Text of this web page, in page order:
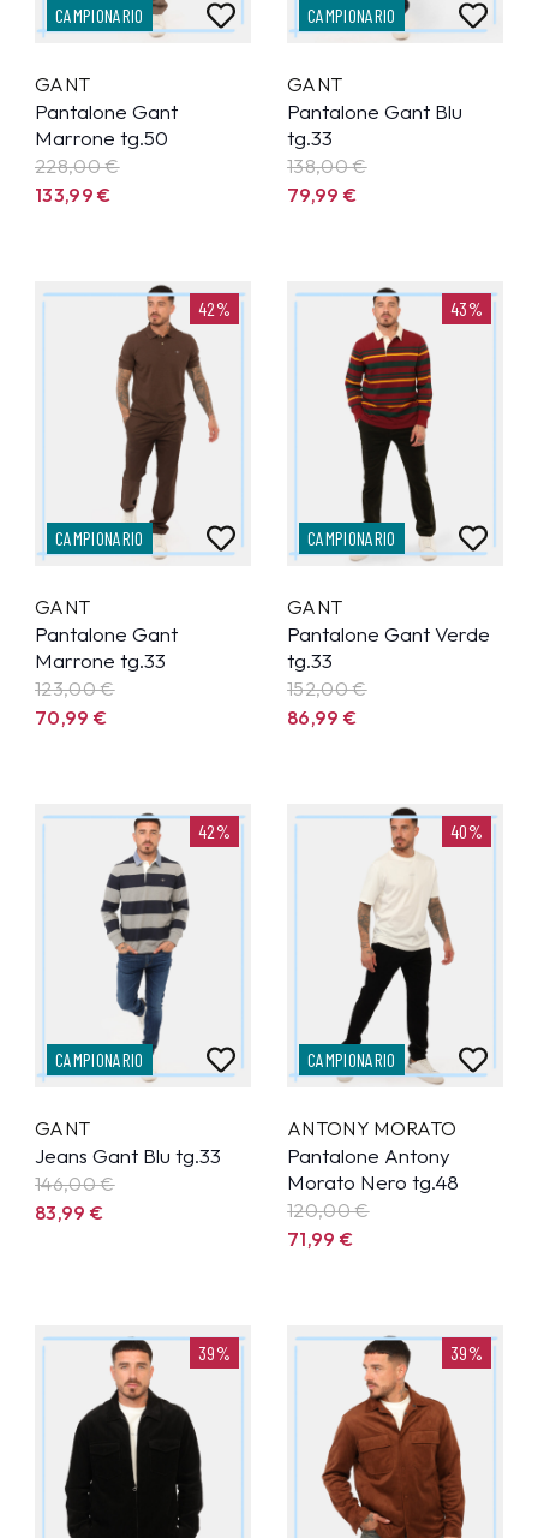
CAMPIONARIO
GANT
Pantalone Gant
Marrone tg.50
228,00 €
133,99€
CAMPIONARIO
GANT
Pantalone Gant Blu
tg.33
138,00 €
79,99€
42%
CAMPIONARIO
GANT
Pantalone Gant
Marrone tg.33
123,00 €
70,99€
43%
CAMPIONARIO
GANT
Pantalone Gant Verde
tg.33
152,00 €
86,99€
42%
CAMPIONARIO
GANT
Jeans Gant Blu tg.33
146,00 €
83,99€
40%
CAMPIONARIO
ANTONY MORATO
Pantalone Antony
Morato Nero tg.48
120,00 €
71,99€
39% 39%